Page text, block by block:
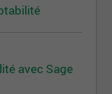
avec Sage